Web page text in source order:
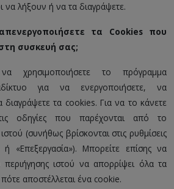
να λήξουν ή να τα διαγράψετε.
τα Cookies που
συσκευή σας;
χρησιμοποιήσετε το πρόγραμμα
για να ενεργοποιήσετε, να
διαγράψετε τα cookies. Για να το κάνετε
οδηγίες που παρέχονται από το
(συνήθως βρίσκονται στις ρυθμίσεις
ή «Επεξεργασία»). Μπορείτε επίσης να
ιστού να απορρίψει όλα τα
αποστέλλεται ένα cookie.